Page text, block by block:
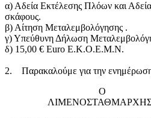
α) Αδεία Εκτέλεσης Πλόων και Αδεία
σκάφους.
β) Αίτηση Μεταλεμβολόγησης .
γ) Υπεύθυνη Δήλωση
δ) 15,00 € Euro Ε.Κ.Ο.Ε.Μ.Ν.
2. Παρακαλούμε για την
Ο